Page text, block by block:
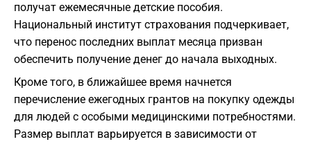
получат ежемесячные детские пособия.
Национальный институт страхования подчеркивает,
что перенос последних выплат месяца призван
обеспечить получение денег до начала выходных.
Кроме того, в ближайшее время начнется
перечисление ежегодных грантов на покупку одежды
для людей с особыми медицинскими потребностями.
Размер выплат варьируется в зависимости от